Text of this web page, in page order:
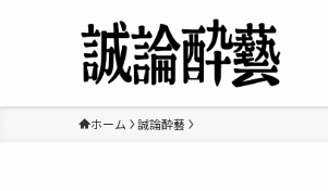
ホーム 誠論酔藝